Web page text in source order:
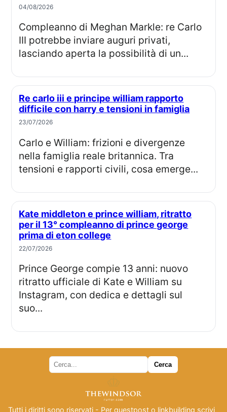
04/08/2026
Compleanno di Meghan Markle: re Carlo
III potrebbe inviare auguri privati,
lasciando aperta la possibilità di un...
Re carlo iii e principe william rapporto
difficile con harry e tensioni in famiglia
23/07/2026
Carlo e William: frizioni e divergenze
nella famiglia reale britannica. Tra
tensioni e rapporti civili, cosa emerge...
Kate middleton e prince william, ritratto
per il 13° compleanno di prince george
prima di eton college
22/07/2026
Prince George compie 13 anni: nuovo
ritratto ufficiale di Kate e William su
Instagram, con dedica e dettagli sul
suo...
Tutti i diritti sono riservati - Per guestpost o linkbuilding scrivi